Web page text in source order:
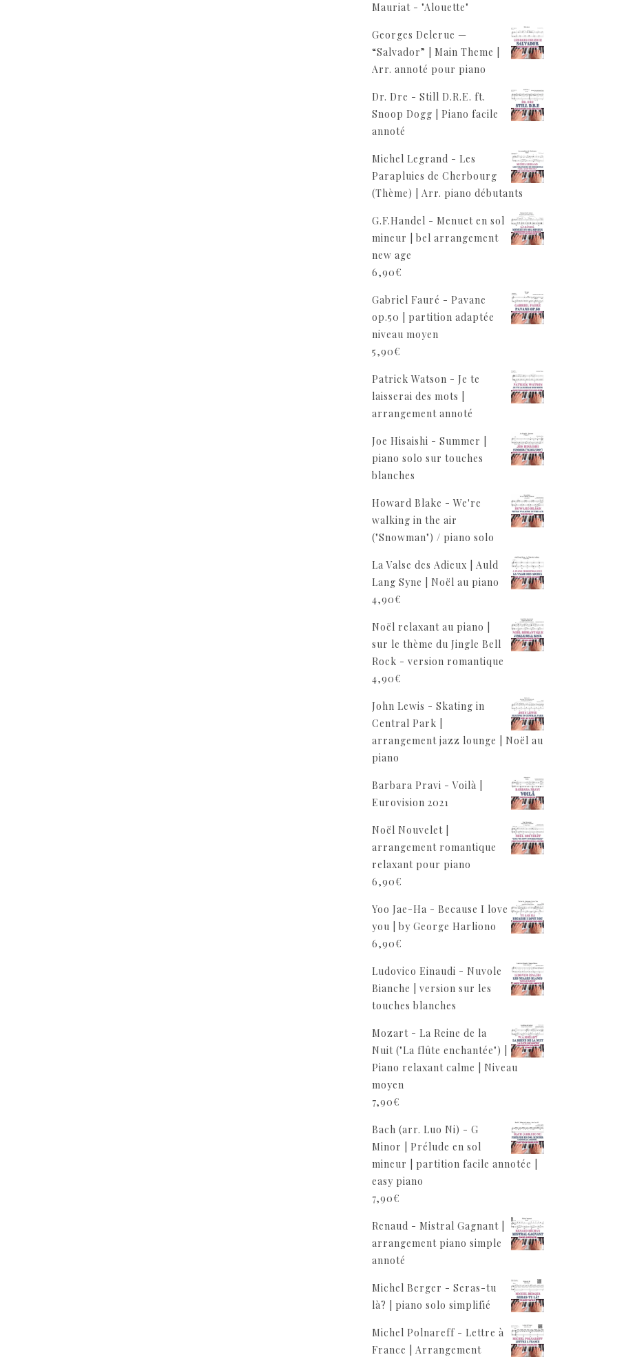
Mauriat - "Alouette"
Georges Delerue —
“Salvador” | Main Theme |
Arr. annoté pour piano
Dr. Dre - Still D.R.E. ft.
Snoop Dogg | Piano facile
annoté
Michel Legrand - Les
Parapluies de Cherbourg
(Thème) | Arr. piano débutants
G.F.Handel - Menuet en sol
mineur | bel arrangement
new age
6,90€
Gabriel Fauré - Pavane
op.50 | partition adaptée
niveau moyen
5,90€
Patrick Watson - Je te
laisserai des mots |
arrangement annoté
Joe Hisaishi - Summer |
piano solo sur touches
blanches
Howard Blake - We're
walking in the air
("Snowman") / piano solo
La Valse des Adieux | Auld
Lang Syne | Noël au piano
4,90€
Noël relaxant au piano |
sur le thème du Jingle Bell
Rock - version romantique
4,90€
John Lewis - Skating in
Central Park |
arrangement jazz lounge | Noël au
piano
Barbara Pravi - Voilà |
Eurovision 2021
Noël Nouvelet |
arrangement romantique
relaxant pour piano
6,90€
Yoo Jae-Ha - Because I love
you | by George Harliono
6,90€
Ludovico Einaudi - Nuvole
Bianche | version sur les
touches blanches
Mozart - La Reine de la
Nuit ("La flûte enchantée") |
Piano relaxant calme | Niveau
moyen
7,90€
Bach (arr. Luo Ni) - G
Minor | Prélude en sol
mineur | partition facile annotée |
easy piano
7,90€
Renaud - Mistral Gagnant |
arrangement piano simple
annoté
Michel Berger - Seras-tu
là? | piano solo simplifié
Michel Polnareff - Lettre à
France | Arrangement